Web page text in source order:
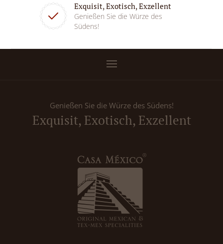
Exquisit, Exotisch, Exzellent
Genießen Sie die Würze des
Südens!
Genießen Sie die Würze des Südens!
Exquisit, Exotisch, Exzellent